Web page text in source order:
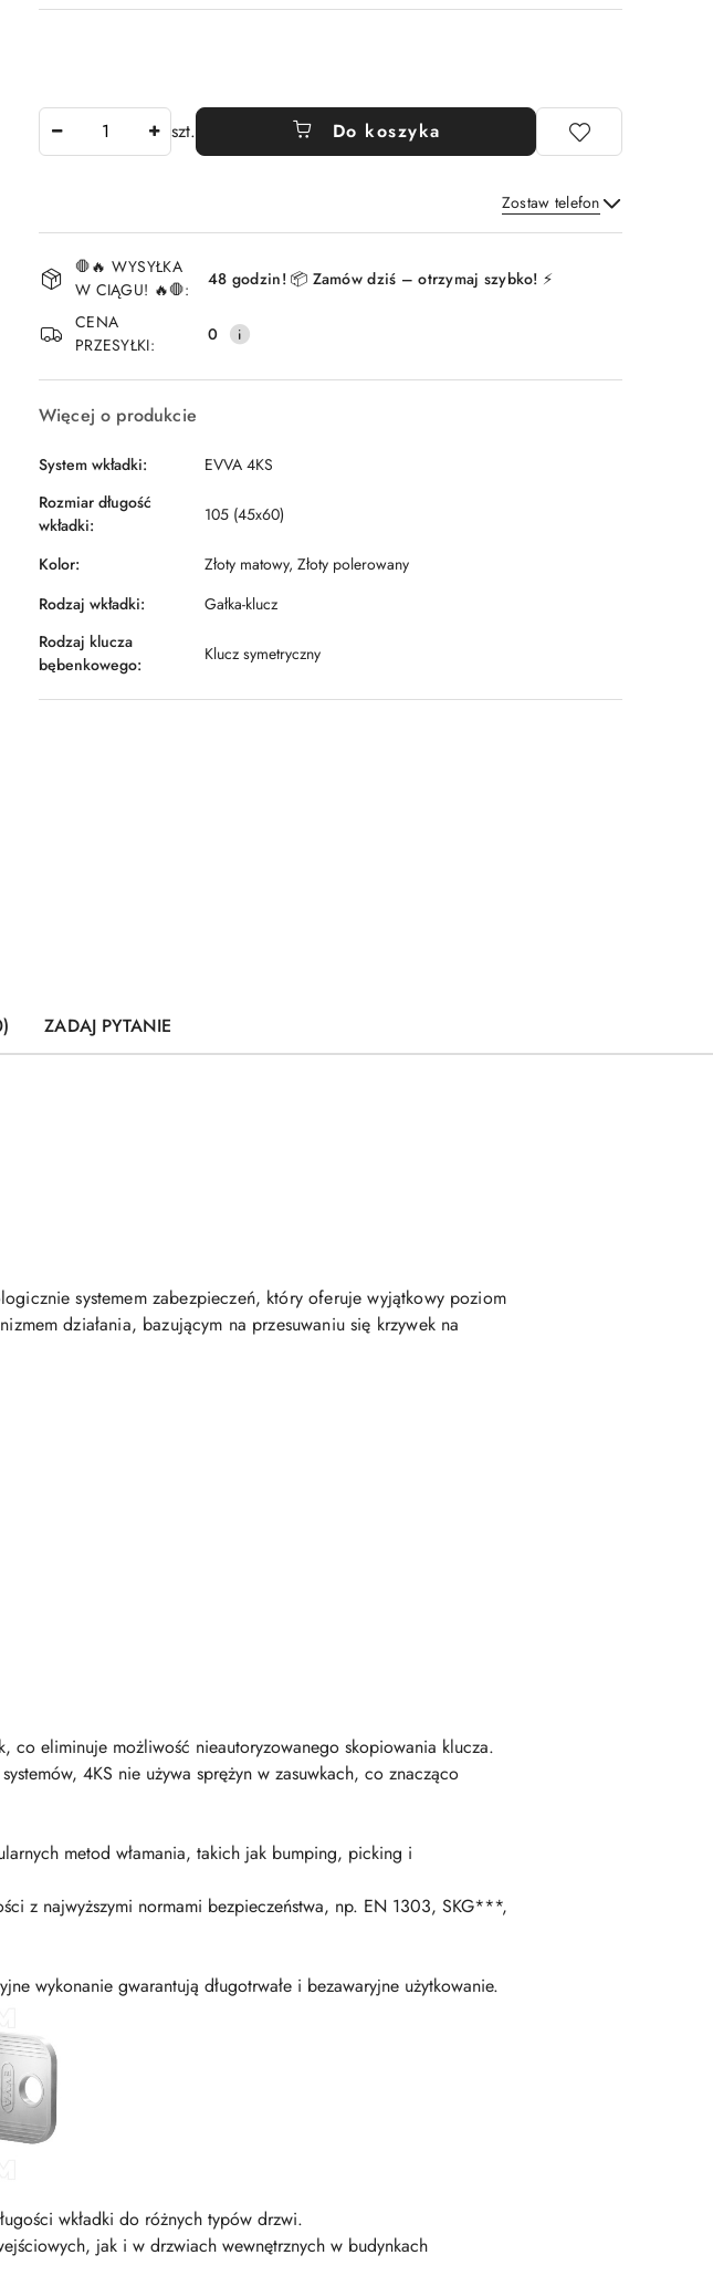
szt. Do koszyka
Zostaw telefon
Wyślij
Dostępność
i
dostawa
🛑🔥 WYSYŁKA
W CIĄGU! 🔥🛑:
48 godzin! 📦 Zamów dziś – otrzymaj szybko! ⚡
CENA
PRZESYŁKI:
0
Więcej o produkcie
System wkładki:
EVVA 4KS
Rozmiar długość
wkładki:
105 (45x60)
Kolor:
Złoty matowy, Złoty polerowany
Rodzaj wkładki:
Gałka-klucz
Rodzaj klucza
bębenkowego:
Klucz symetryczny
ZADAJ PYTANIE
systemem zabezpieczeń, który oferuje wyjątkowy poziom
działania, bazującym na przesuwaniu się krzywek na
co eliminuje możliwość nieautoryzowanego skopiowania klucza.
4KS nie używa sprężyn w zasuwkach, co znacząco
metod włamania, takich jak bumping, picking i
z najwyższymi normami bezpieczeństwa, np. EN 1303, SKG***,
wykonanie gwarantują długotrwałe i bezawaryjne użytkowanie.
wkładki do różnych typów drzwi.
jak i w drzwiach wewnętrznych w budynkach